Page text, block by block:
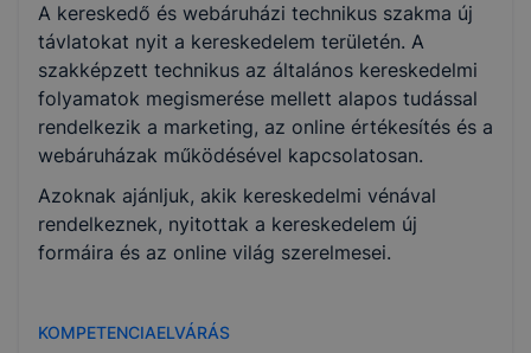
Okleveles technikusképzés
Igen
A kereskedő és webáruházi technikus szakma új
távlatokat nyit a kereskedelem területén. A
szakképzett technikus az általános kereskedelmi
folyamatok megismerése mellett alapos tudással
rendelkezik a marketing, az online értékesítés és a
webáruházak működésével kapcsolatosan.
Azoknak ajánljuk, akik kereskedelmi vénával
rendelkeznek, nyitottak a kereskedelem új
formáira és az online világ szerelmesei.
KOMPETENCIAELVÁRÁS